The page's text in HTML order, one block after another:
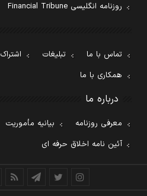
روزنامه انگلیسی Financial Tribune
تماس با ما تبلیغات اشتراک
همکاری با ما
درباره ما
معرفی روزنامه
بیانیه مأموریت
آئین نامه اخلاق حرفه ای